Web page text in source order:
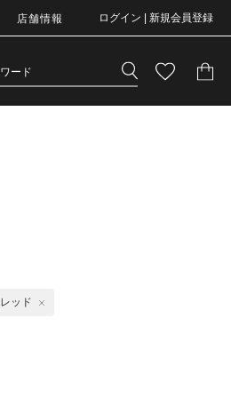
店舗情報 ログイン | 新規会員登録
レッド